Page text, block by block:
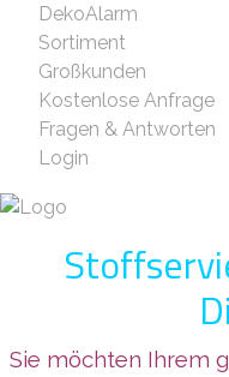
DekoAlarm
Sortiment
Großkunden
Kostenlose Anfrage
Fragen & Antworten
Login
Sie möchten Ihrem